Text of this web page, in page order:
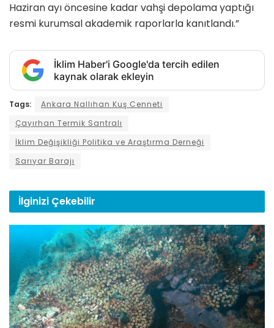
Haziran ayı öncesine kadar vahşi depolama yaptığı
resmi kurumsal akademik raporlarla kanıtlandı.”
İklim Haber'i Google'da tercih edilen
kaynak olarak ekleyin
Tags:
Ankara Nallıhan Kuş Cenneti
Çayırhan Termik Santralı
İklim Değişikliği Politika ve Araştırma Derneği
Sarıyar Barajı
İlginizi Çekebilir